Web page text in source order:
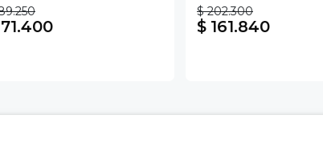
$ 202.300
$ 161.840